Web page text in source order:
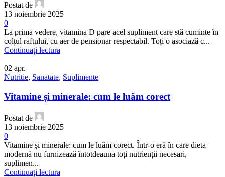
Postat de
13 noiembrie 2025
0
La prima vedere, vitamina D pare acel supliment care stă cuminte în
colțul raftului, cu aer de pensionar respectabil. Toți o asociază c...
Continuați lectura
02 apr.
Nutritie, Sanatate, Suplimente
Vitamine și minerale: cum le luăm corect
Postat de
13 noiembrie 2025
0
Vitamine și minerale: cum le luăm corect. Într-o eră în care dieta
modernă nu furnizează întotdeauna toți nutrienții necesari,
suplimen...
Continuați lectura